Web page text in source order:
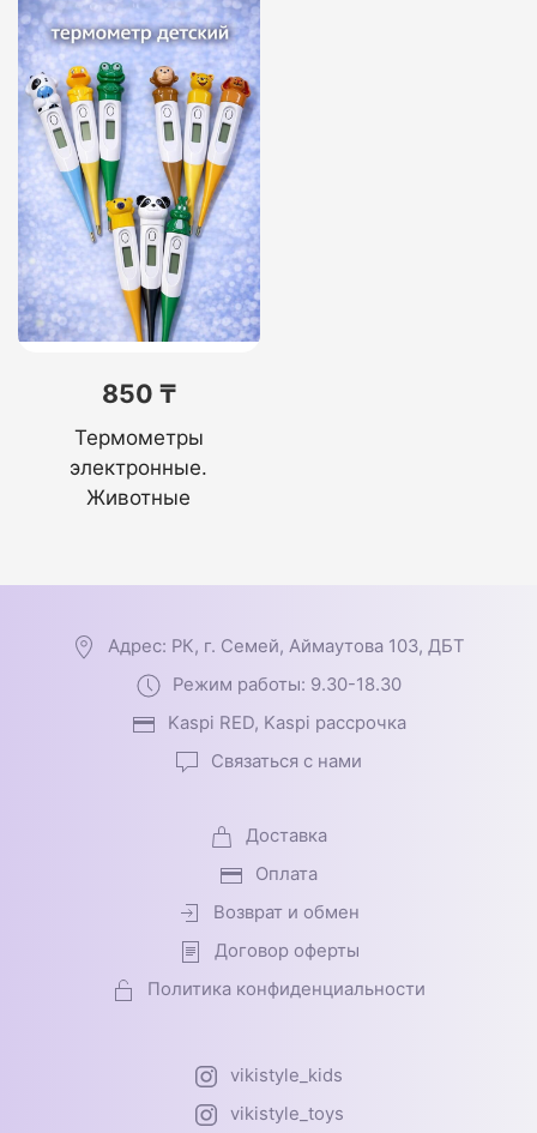
850 ₸
Термометры
электронные.
Животные
Адрес: РК, г. Семей, Аймаутова 103, ДБТ
Режим работы: 9.30-18.30
Kaspi RED, Kaspi рассрочка
Связаться с нами
Доставка
Оплата
Возврат и обмен
Договор оферты
Политика конфиденциальности
vikistyle_kids
vikistyle_toys